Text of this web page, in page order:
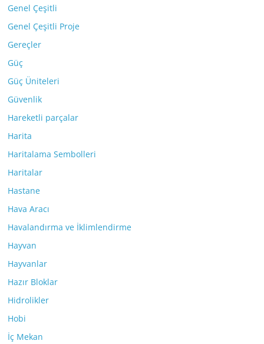
Genel Çeşitli
Genel Çeşitli Proje
Gereçler
Güç
Güç Üniteleri
Güvenlik
Hareketli parçalar
Harita
Haritalama Sembolleri
Haritalar
Hastane
Hava Aracı
Havalandırma ve İklimlendirme
Hayvan
Hayvanlar
Hazır Bloklar
Hidrolikler
Hobi
İç Mekan